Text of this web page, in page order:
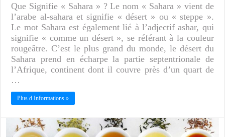
Que Signifie « Sahara » ? Le nom « Sahara » vient de
l’arabe al-sahara et signifie « désert » ou « steppe ».
Le mot Sahara est également lié à l’adjectif ashar, qui
signifie « comme un désert », se référant à la couleur
rougeâtre. C’est le plus grand du monde, le désert du
Sahara prend en écharpe la partie septentrionale de
l’Afrique, continent dont il couvre près d’un quart de
…
Plus d Informations »